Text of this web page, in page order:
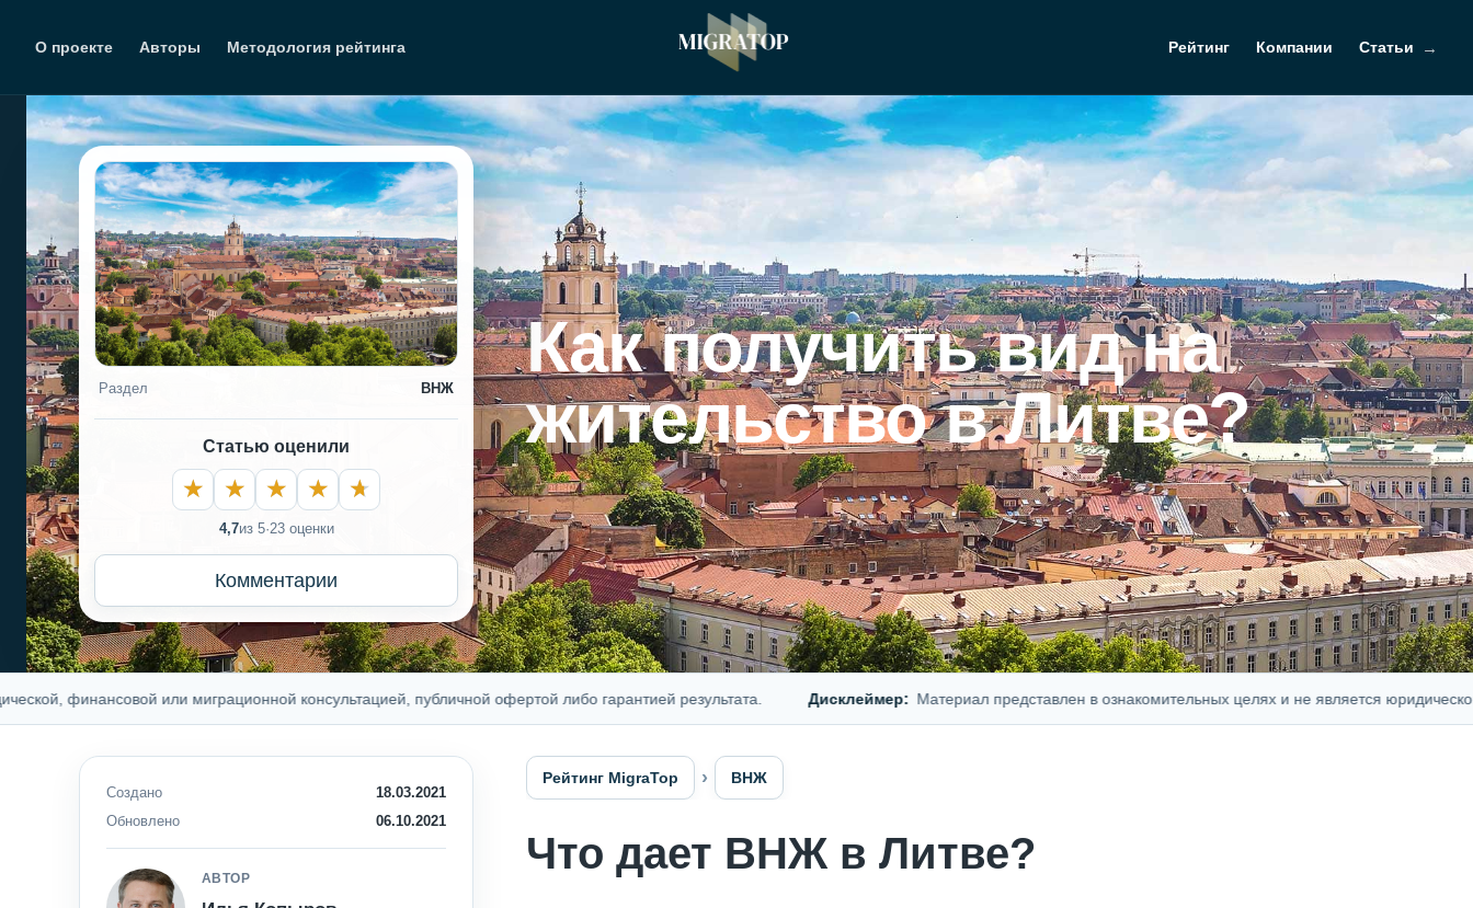
О проекте Авторы Методология рейтинга Рейтинг Компании Статьи
Как получить вид на
жительство в Литве?
Раздел ВНЖ
Статью оценили
4,7из 5·23 оценки
Комментарии
финансовой или миграционной консультацией, публичной офертой либо гарантией результата. Дисклеймер: Материал представлен в ознакомительных целях и не является юридической,
Создано
18.03.2021
Обновлено
06.10.2021
АВТОР
Рейтинг MigraTop ВНЖ
Что дает ВНЖ в Литве?